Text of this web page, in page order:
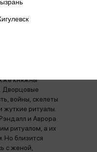
ИХ
Софи
княжны
Дворцовые
войны, скелеты
ритуалы.
и Аврора
ритуалом, а их
Но близится
с женой,